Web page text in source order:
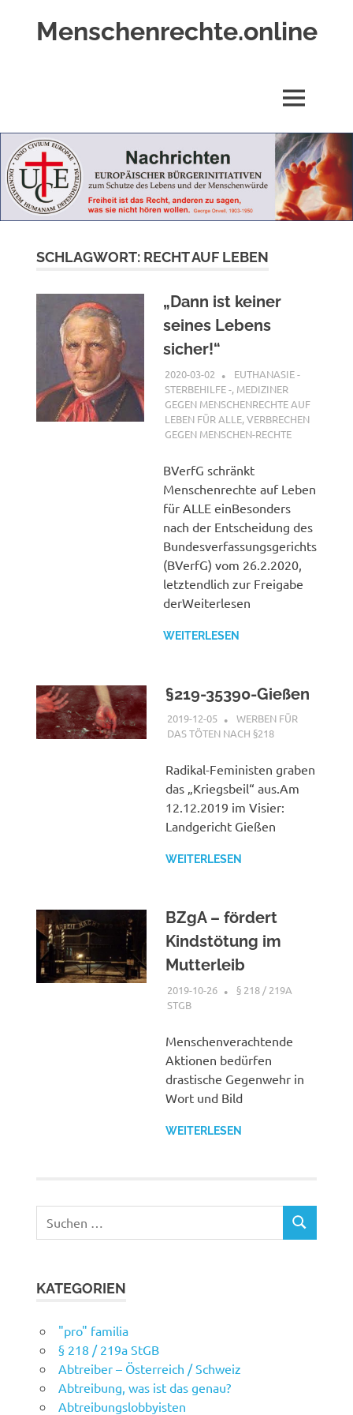
Menschenrechte.online
Geborene
wie
für
Ungeborene
MENÜ
SCHLAGWORT: RECHT AUF LEBEN
„Dann ist keiner
seines Lebens
sicher!“
2020-03-02 G A
EUTHANASIE -
STERBEHILFE -, MEDIZINER
GEGEN MENSCHENRECHTE AUF
LEBEN FÜR ALLE,VERBRECHEN
GEGEN MENSCHEN-RECHTE
BVerfG schränkt
Menschenrechte auf Leben
für ALLE einBesonders
nach der Entscheidung des
Bundesverfassungsgerichts
(BVerfG) vom 26.2.2020,
letztendlich zur Freigabe
derWeiterlesen
WEITERLESEN
§219-35390-Gießen
2019-12-05 G A
WERBEN FÜR
DAS TÖTEN NACH §218
Radikal-Feministen graben
das „Kriegsbeil“ aus.Am
12.12.2019 im Visier:
Landgericht Gießen
WEITERLESEN
BZgA – fördert
Kindstötung im
Mutterleib
2019-10-26 G A
§ 218 / 219A
STGB
Menschenverachtende
Aktionen bedürfen
drastische Gegenwehr in
Wort und Bild
WEITERLESEN
nach:
SUCHEN
KATEGORIEN
"pro" familia
§ 218 / 219a StGB
Abtreiber – Österreich / Schweiz
Abtreibung, was ist das genau?
Abtreibungslobbyisten